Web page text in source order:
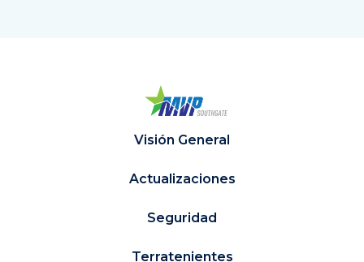
Visión General
Actualizaciones
Seguridad
Terratenientes